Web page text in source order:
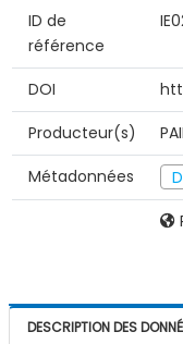
ID de
référence
DOI
Producteur(s)
Métadonnées
DESCRIPTION DES